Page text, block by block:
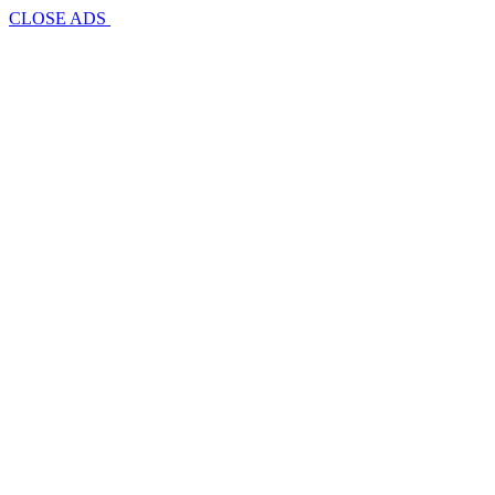
CLOSE ADS